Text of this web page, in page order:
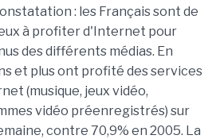
: les Français sont de
à profiter d'Internet pour
des différents médias. En
et plus ont profité des services
(musique, jeux vidéo,
vidéo préenregistrés) sur
contre 70,9% en 2005. La